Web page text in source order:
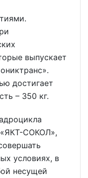
выпускает
достигает
– 350 кг.
СОКОЛ»,
условиях, в
несущей